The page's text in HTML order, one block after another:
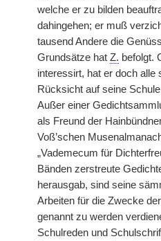
welche er zu bilden
dahingehen; er muß
tausend Andere die
Grundsätze hat Z. befolgt.
interessirt, hat er doch alle
Rücksicht auf seine
Außer einer
als Freund der
Voß’schen
„Vademecum für
Bänden zerstreute
herausgab, sind seine
Arbeiten für die Zwecke
genannt zu werden
Schulreden und